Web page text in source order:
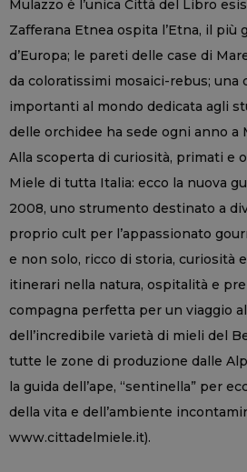
Mulazzo è l’unica Città del Libro
Zafferana Etnea ospita l’Etna, il più
d’Europa; le pareti delle case di
da coloratissimi mosaici-rebus; una
importanti al mondo dedicata agli
delle orchidee ha sede ogni anno a
Alla scoperta di curiosità, primati e
Miele di tutta Italia: ecco la nuova
2008, uno strumento destinato a
proprio cult per l’appassionato
e non solo, ricco di storia, curiosità
itinerari nella natura, ospitalità e
compagna perfetta per un viaggio
dell’incredibile varietà di mieli del
tutte le zone di produzione dalle
la guida dell’ape, “sentinella” per
della vita e dell’ambiente
www.cittadelmiele.it).